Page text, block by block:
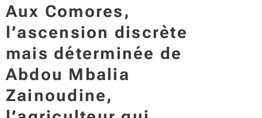
Aux Comores,
l’ascension discrète
mais déterminée de
Abdou Mbalia
Zainoudine,